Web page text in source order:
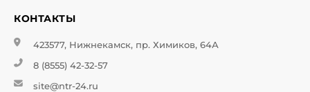
КОНТАКТЫ
423577, Нижнекамск, пр. Химиков, 64А
8 (8555) 42-32-57
site@ntr-24.ru